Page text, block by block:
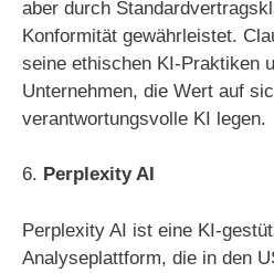
aber durch
Konformität gewährleistet.
seine ethischen KI-Praktiken
Unternehmen, die Wert auf
verantwortungsvolle KI legen.
6. Perplexity AI
Perplexity AI ist eine KI-
Analyseplattform, die in den